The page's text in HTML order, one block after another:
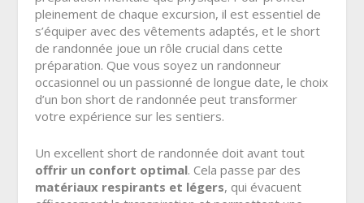
pleinement de chaque excursion, il est essentiel de
s’équiper avec des vêtements adaptés, et le short
de randonnée joue un rôle crucial dans cette
préparation. Que vous soyez un randonneur
occasionnel ou un passionné de longue date, le choix
d’un bon short de randonnée peut transformer
votre expérience sur les sentiers.
Un excellent short de randonnée doit avant tout
offrir un confort optimal. Cela passe par des
matériaux respirants et légers, qui évacuent